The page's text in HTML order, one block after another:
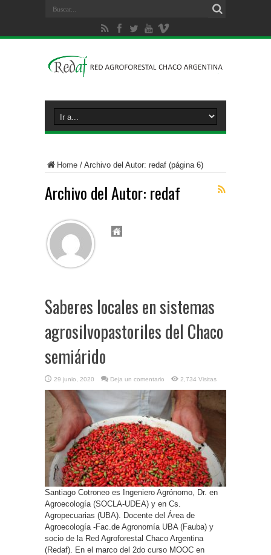
Home / Archivo del Autor: redaf (página 6)
Archivo del Autor: redaf
Saberes locales en sistemas
agrosilvopastoriles del Chaco
semiárido
29 junio, 2020 Deja un comentario 2,734 Visitas
Santiago Cotroneo es Ingeniero Agrónomo, Dr. en
Agroecología (SOCLA-UDEA) y en Cs.
Agropecuarias (UBA). Docente del Área de
Agroecología -Fac.de Agronomía UBA (Fauba) y
socio de la Red Agroforestal Chaco Argentina
(Redaf). En el marco del 2do curso MOOC en